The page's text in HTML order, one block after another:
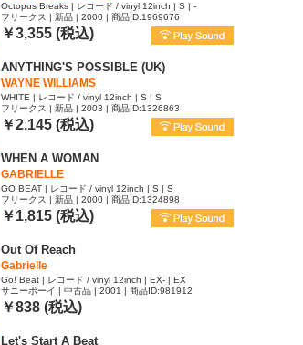
Octopus Breaks | レコード / vinyl 12inch | S | -
フリークス | 新品 | 2000 | 商品ID:1969676
￥3,355 (税込)
ANYTHING'S POSSIBLE (UK)
WAYNE WILLIAMS
WHITE | レコード / vinyl 12inch | S | S
フリークス | 新品 | 2003 | 商品ID:1326863
￥2,145 (税込)
WHEN A WOMAN
GABRIELLE
GO BEAT | レコード / vinyl 12inch | S | S
フリークス | 新品 | 2000 | 商品ID:1324898
￥1,815 (税込)
Out Of Reach
Gabrielle
Go! Beat | レコード / vinyl 12inch | EX- | EX
サニーボーイ | 中古品 | 2001 | 商品ID:981912
￥838 (税込)
Let's Start A Beat